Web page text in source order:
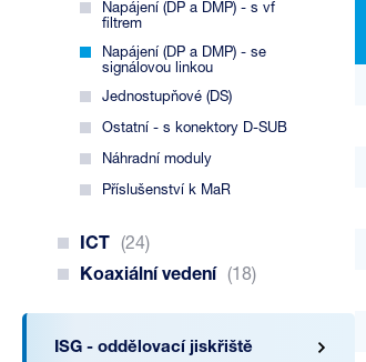
Napájení (DP a DMP) - s vf
filtrem
Napájení (DP a DMP) - se
signálovou linkou
Jednostupňové (DS)
Ostatní - s konektory D-SUB
Náhradní moduly
Příslušenství k MaR
ICT
(24)
Koaxiální vedení
(18)
ISG - oddělovací jiskřiště